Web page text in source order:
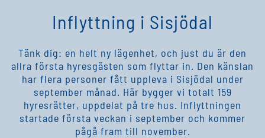
Inflyttning i Sisjödal
Tänk dig: en helt ny lägenhet, och just du är den
allra första hyresgästen som flyttar in. Den känslan
har flera personer fått uppleva i Sisjödal under
september månad. Här bygger vi totalt 159
hyresrätter, uppdelat på tre hus. Inflyttningen
startade första veckan i september och kommer
pågå fram till november.